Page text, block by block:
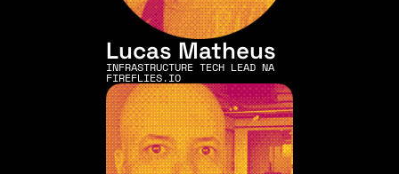
Lucas Matheus
INFRASTRUCTURE TECH LEAD NA
FIREFLIES.IO